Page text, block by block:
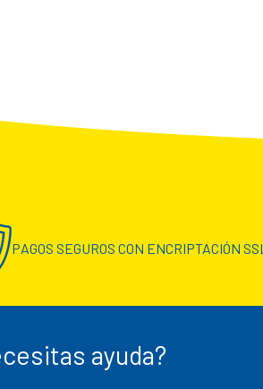
PAGOS SEGUROS CON ENCRIPTACIÓN SSL
ayuda?